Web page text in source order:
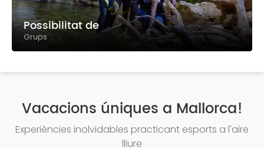
Possibilitat de
Grups
Vacacions úniques a Mallorca!
Experiències inolvidables practicant esports a l'aire
lliure